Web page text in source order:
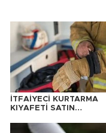
İTFAİYECİ KURTARMA
KIYAFETİ SATIN